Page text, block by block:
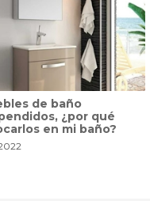
de baño
¿por qué
en mi baño?